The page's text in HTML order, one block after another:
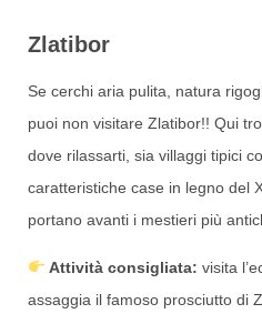
Zlatibor
Se cerchi aria pulita, natura
puoi non visitare Zlatibor!! Qui
dove rilassarti, sia villaggi tipici
caratteristiche case in legno del
portano avanti i mestieri più
Attività consigliata: visita
assaggia il famoso prosciutto di